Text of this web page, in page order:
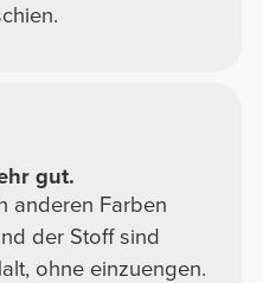
gut.
anderen Farben
der Stoff sind
ohne einzuengen.